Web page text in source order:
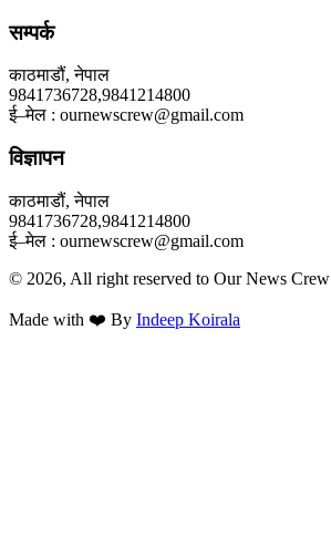
सम्पर्क
काठमाडौं, नेपाल
9841736728,9841214800
ई–मेल : ournewscrew@gmail.com
विज्ञापन
काठमाडौं, नेपाल
9841736728,9841214800
ई–मेल : ournewscrew@gmail.com
© 2026, All right reserved to Our News Crew
Made with ❤️ By Indeep Koirala